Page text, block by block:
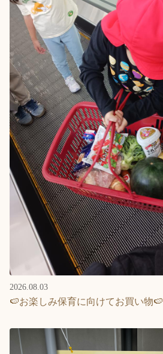
2026.08.03
🍉お楽しみ保育に向けてお買い物🍉